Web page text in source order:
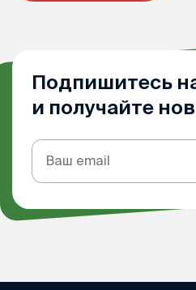
Подпишитесь
и получайте
Подписка
на